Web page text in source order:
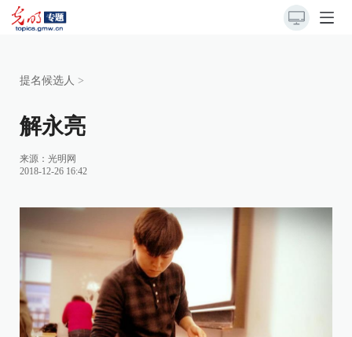
提名候选人 >
解永亮
来源： 光明网
2018-12-26 16:42